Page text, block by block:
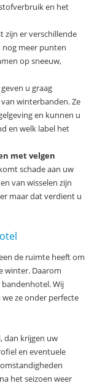
en het
zijn er verschillende
meer punten
op sneeuw,
u graag
winterbanden. Ze
en kunnen u
en welk label het
met velgen
schade aan uw
van wisselen zijn
maar dat verdient u
de ruimte heeft om
winter. Daarom
Wij
ze onder perfecte
dan krijgen uw
en eventuele
het seizoen weer